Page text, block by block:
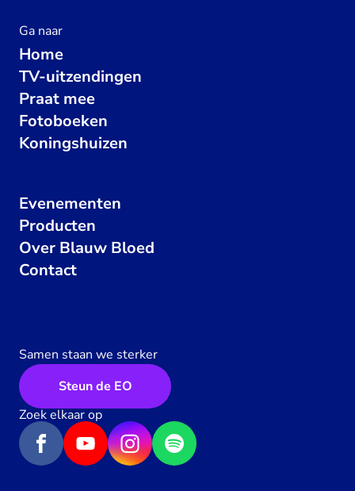
Ga naar
Home
TV-uitzendingen
Praat mee
Fotoboeken
Koningshuizen
Evenementen
Producten
Over Blauw Bloed
Contact
Samen staan we sterker
Steun de EO
Zoek elkaar op